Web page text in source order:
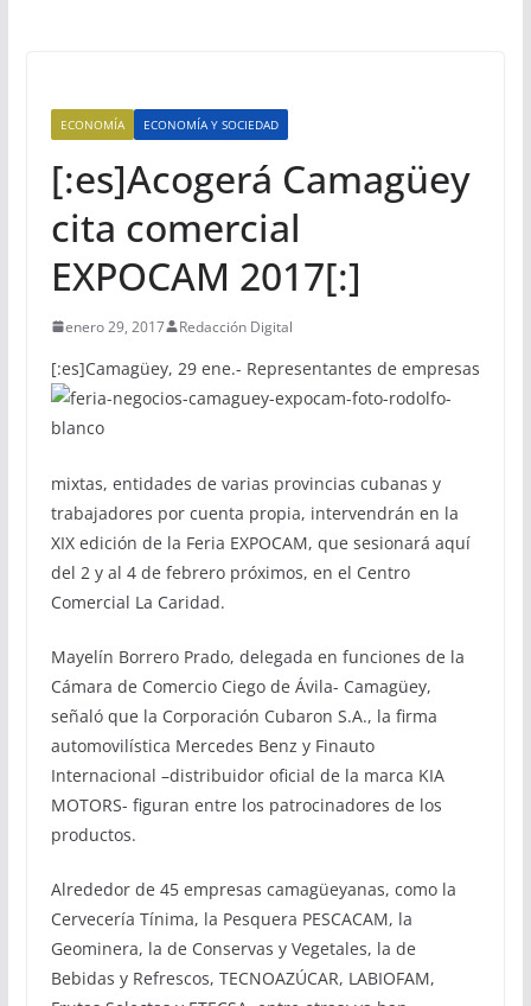
ECONOMÍA ECONOMÍA Y SOCIEDAD
[:es]Acogerá Camagüey
cita comercial
EXPOCAM 2017[:]
enero 29, 2017 Redacción Digital
[:es]Camagüey, 29 ene.- Representantes de empresas
mixtas, entidades de varias provincias cubanas y
trabajadores por cuenta propia, intervendrán en la
XIX edición de la Feria EXPOCAM, que sesionará aquí
del 2 y al 4 de febrero próximos, en el Centro
Comercial La Caridad.
Mayelín Borrero Prado, delegada en funciones de la
Cámara de Comercio Ciego de Ávila- Camagüey,
señaló que la Corporación Cubaron S.A., la firma
automovilística Mercedes Benz y Finauto
Internacional –distribuidor oficial de la marca KIA
MOTORS- figuran entre los patrocinadores de los
productos.
Alrededor de 45 empresas camagüeyanas, como la
Cervecería Tínima, la Pesquera PESCACAM, la
Geominera, la de Conservas y Vegetales, la de
Bebidas y Refrescos, TECNOAZÚCAR, LABIOFAM,